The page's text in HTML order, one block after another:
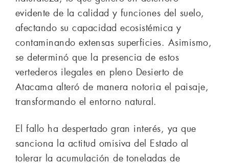
evidente de la calidad y funciones del suelo,
afectando su capacidad ecosistémica y
contaminando extensas superficies. Asimismo,
se determinó que la presencia de estos
vertederos ilegales en pleno Desierto de
Atacama alteró de manera notoria el paisaje,
transformando el entorno natural.
El fallo ha despertado gran interés, ya que
sanciona la actitud omisiva del Estado al
tolerar la acumulación de toneladas de